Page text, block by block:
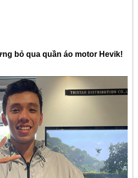
bỏ qua quần áo motor Hevik!